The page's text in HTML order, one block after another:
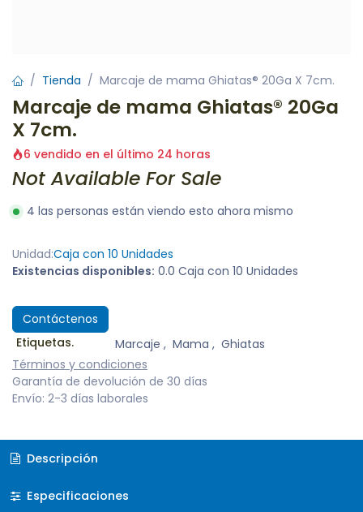
Tienda Marcaje de mama Ghiatas® 20Ga X 7cm.
Marcaje de mama Ghiatas® 20Ga
X 7cm.
6 vendido en el último 24 horas
Not Available For Sale
4 las personas están viendo esto ahora mismo
Unidad:Caja con 10 Unidades
Existencias disponibles: 0.0 Caja con 10 Unidades
Contáctenos
Etiquetas.
Marcaje , Mama , Ghiatas
Términos y condiciones
Garantía de devolución de 30 días
Envío: 2-3 días laborales
Descripción
Especificaciones